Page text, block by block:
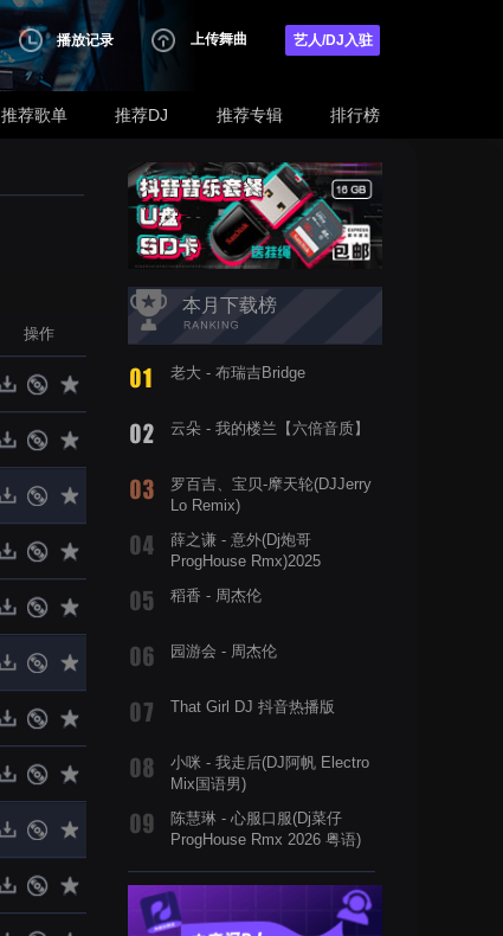
播放记录 上传舞曲 艺人/DJ入驻
推荐歌单 推荐DJ 推荐专辑 排行榜
操作
本月下载榜
老大 - 布瑞吉Bridge
云朵 - 我的楼兰【六倍音质】
罗百吉、宝贝-摩天轮(DJJerry
Lo Remix)
薛之谦 - 意外(Dj炮哥
ProgHouse Rmx)2025
稻香 - 周杰伦
园游会 - 周杰伦
That Girl DJ 抖音热播版
小咪 - 我走后(DJ阿帆 Electro
Mix国语男)
陈慧琳 - 心服口服(Dj菜仔
ProgHouse Rmx 2026 粤语)